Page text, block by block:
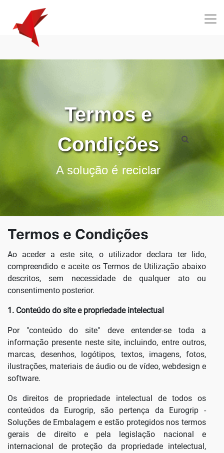
!-- Navigation -->
Termos e
Condições
A solução é reciclar
Termos e Condições
Ao aceder a este site, o utilizador declara ter lido,
compreendido e aceite os Termos de Utilização abaixo
descritos, sem necessidade de qualquer ato ou
consentimento posterior.
1. Conteúdo do site e propriedade intelectual
Por "conteúdo do site" deve entender-se toda a
informação presente neste site, incluindo, entre outros,
marcas, desenhos, logótipos, textos, imagens, fotos,
ilustrações, materiais de áudio ou de vídeo, webdesign e
software.
Os direitos de propriedade intelectual de todos os
conteúdos da Eurogrip, são pertença da Eurogrip -
Soluções de Embalagem e estão protegidos nos termos
gerais de direito e pela legislação nacional e
internacional de proteção da propriedade intelectual,